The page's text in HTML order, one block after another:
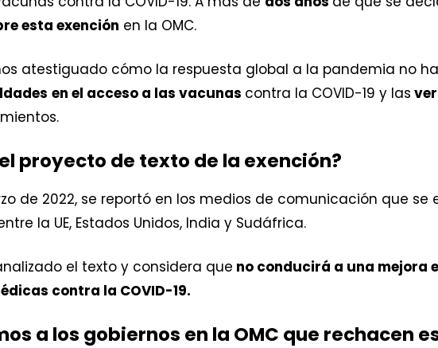
esta exención en la OMC.
atestiguado cómo la respuesta global a la pandemia no
en el acceso a las vacunas contra la COVID-19 y las
proyecto de texto de la exención?
de 2022, se reportó en los medios de comunicación que
la UE, Estados Unidos, India y Sudáfrica.
el texto y considera que no conducirá a una mejora
contra la COVID-19.
a los gobiernos en la OMC que rechacen